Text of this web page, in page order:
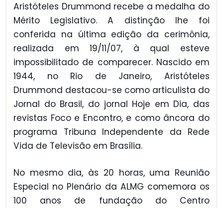
Aristóteles Drummond recebe a medalha do
Mérito Legislativo. A distinção lhe foi
conferida na última edição da cerimônia,
realizada em 19/11/07, à qual esteve
impossibilitado de comparecer. Nascido em
1944, no Rio de Janeiro, Aristóteles
Drummond destacou-se como articulista do
Jornal do Brasil, do jornal Hoje em Dia, das
revistas Foco e Encontro, e como âncora do
programa Tribuna Independente da Rede
Vida de Televisão em Brasília.
No mesmo dia, às 20 horas, uma Reunião
Especial no Plenário da ALMG comemora os
100 anos de fundação do Centro